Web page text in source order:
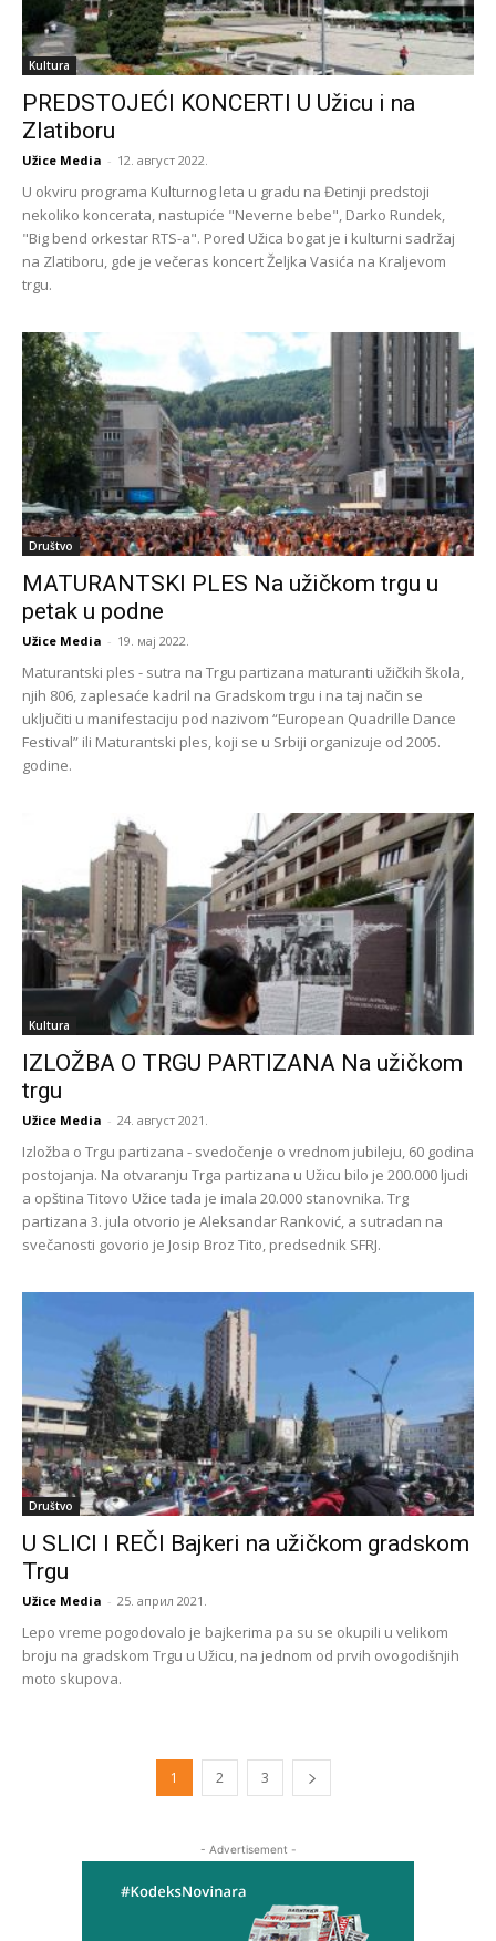
Kultura
PREDSTOJEĆI KONCERTI U Užicu i na
Zlatiboru
Užice Media - 12. август 2022.
U okviru programa Kulturnog leta u gradu na Đetinji predstoji
nekoliko koncerata, nastupiće "Neverne bebe", Darko Rundek,
"Big bend orkestar RTS-a". Pored Užica bogat je i kulturni sadržaj
na Zlatiboru, gde je večeras koncert Željka Vasića na Kraljevom
trgu.
Društvo
MATURANTSKI PLES Na užičkom trgu u
petak u podne
Užice Media - 19. мај 2022.
Maturantski ples - sutra na Trgu partizana maturanti užičkih škola,
njih 806, zaplesaće kadril na Gradskom trgu i na taj način se
uključiti u manifestaciju pod nazivom “European Quadrille Dance
Festival” ili Maturantski ples, koji se u Srbiji organizuje od 2005.
godine.
Kultura
IZLOŽBA O TRGU PARTIZANA Na užičkom
trgu
Užice Media - 24. август 2021.
Izložba o Trgu partizana - svedočenje o vrednom jubileju, 60 godina
postojanja. Na otvaranju Trga partizana u Užicu bilo je 200.000 ljudi
a opština Titovo Užice tada je imala 20.000 stanovnika. Trg
partizana 3. jula otvorio je Aleksandar Ranković, a sutradan na
svečanosti govorio je Josip Broz Tito, predsednik SFRJ.
Društvo
U SLICI I REČI Bajkeri na užičkom gradskom
Trgu
Užice Media - 25. април 2021.
Lepo vreme pogodovalo je bajkerima pa su se okupili u velikom
broju na gradskom Trgu u Užicu, na jednom od prvih ovogodišnjih
moto skupova.
1 2 3
- Advertisement -